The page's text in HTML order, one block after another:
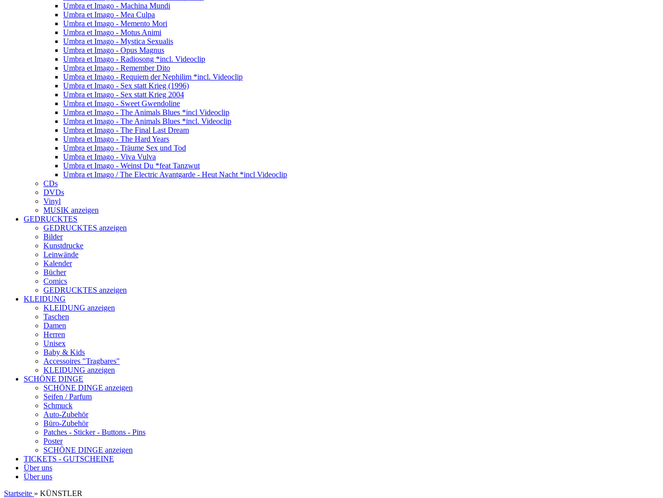
Umbra et Imago - Machina Mundi
Umbra et Imago - Mea Culpa
Umbra et Imago - Memento Mori
Umbra et Imago - Motus Animi
Umbra et Imago - Mystica Sexualis
Umbra et Imago - Opus Magnus
Umbra et Imago - Radiosong *incl. Videoclip
Umbra et Imago - Remember Dito
Umbra et Imago - Requiem der Nephilim *incl. Videoclip
Umbra et Imago - Sex statt Krieg (1996)
Umbra et Imago - Sex statt Krieg 2004
Umbra et Imago - Sweet Gwendoline
Umbra et Imago - The Animals Blues *incl Videoclip
Umbra et Imago - The Animals Blues *incl. Videoclip
Umbra et Imago - The Final Last Dream
Umbra et Imago - The Hard Years
Umbra et Imago - Träume Sex und Tod
Umbra et Imago - Viva Vulva
Umbra et Imago - Weinst Du *feat Tanzwut
Umbra et Imago / The Electric Avantgarde - Heut Nacht *incl Videoclip
CDs
DVDs
Vinyl
MUSIK anzeigen
GEDRUCKTES
GEDRUCKTES anzeigen
Bilder
Kunstdrucke
Leinwände
Kalender
Bücher
Comics
GEDRUCKTES anzeigen
KLEIDUNG
KLEIDUNG anzeigen
Taschen
Damen
Herren
Unisex
Baby & Kids
Accessoires "Tragbares"
KLEIDUNG anzeigen
SCHÖNE DINGE
SCHÖNE DINGE anzeigen
Seifen / Parfum
Schmuck
Auto-Zubehör
Büro-Zubehör
Patches - Sticker - Buttons - Pins
Poster
SCHÖNE DINGE anzeigen
TICKETS - GUTSCHEINE
Über uns
Über uns
Startseite » KÜNSTLER